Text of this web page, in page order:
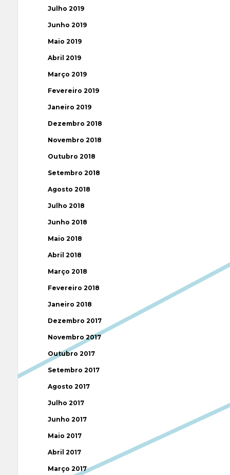
Julho 2019
Junho 2019
Maio 2019
Abril 2019
Março 2019
Fevereiro 2019
Janeiro 2019
Dezembro 2018
Novembro 2018
Outubro 2018
Setembro 2018
Agosto 2018
Julho 2018
Junho 2018
Maio 2018
Abril 2018
Março 2018
Fevereiro 2018
Janeiro 2018
Dezembro 2017
Novembro 2017
Outubro 2017
Setembro 2017
Agosto 2017
Julho 2017
Junho 2017
Maio 2017
Abril 2017
Março 2017